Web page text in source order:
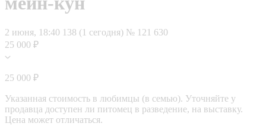
2 июня, 18:40 138 (1 сегодня) № 121 630
25 000 ₽
25 000 ₽
Указанная стоимость в любимцы (в семью). Уточняйте у
продавца доступен ли питомец в разведение, на выставку.
Цена может отличаться.